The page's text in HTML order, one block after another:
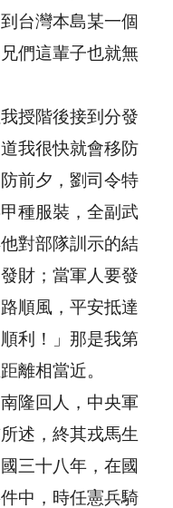
台灣本島某一個
們這輩子也就無
授階後接到分發
我很快就會移防
前夕，劉司令特
種服裝，全副武
對部隊訓示的結
財；當軍人要發
順風，平安抵達
利！」那是我第
離相當近。
隆回人，中央軍
述，終其戎馬生
三十八年，在國
中，時任憲兵騎